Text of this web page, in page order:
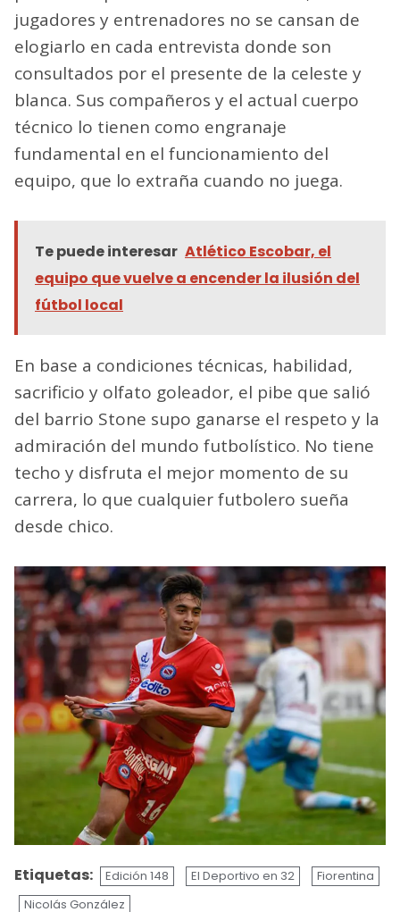
jugadores y entrenadores no se cansan de
elogiarlo en cada entrevista donde son
consultados por el presente de la celeste y
blanca. Sus compañeros y el actual cuerpo
técnico lo tienen como engranaje
fundamental en el funcionamiento del
equipo, que lo extraña cuando no juega.
Te puede interesar Atlético Escobar, el
equipo que vuelve a encender la ilusión del
fútbol local
En base a condiciones técnicas, habilidad,
sacrificio y olfato goleador, el pibe que salió
del barrio Stone supo ganarse el respeto y la
admiración del mundo futbolístico. No tiene
techo y disfruta el mejor momento de su
carrera, lo que cualquier futbolero sueña
desde chico.
Etiquetas: Edición 148 El Deportivo en 32
Fiorentina
Nicolás González